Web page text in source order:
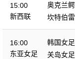
15:00
新西联
奥克兰
坎特伯
16:00
东亚女足
韩国女足
关岛女足